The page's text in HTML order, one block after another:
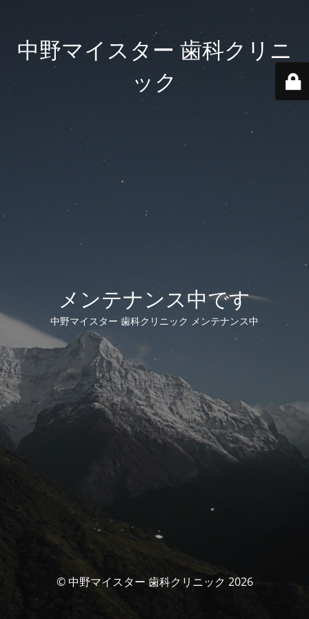
中野マイスター 歯科クリニ
ック
メンテナンス中です
中野マイスター 歯科クリニック メンテナンス中
© 中野マイスター 歯科クリニック 2026